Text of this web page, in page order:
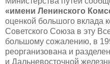
«имени Ленинского
оценкой большого вклада
Советского Союза в эту
большому сожалению, в
реорганизована и
и Дальневосточной